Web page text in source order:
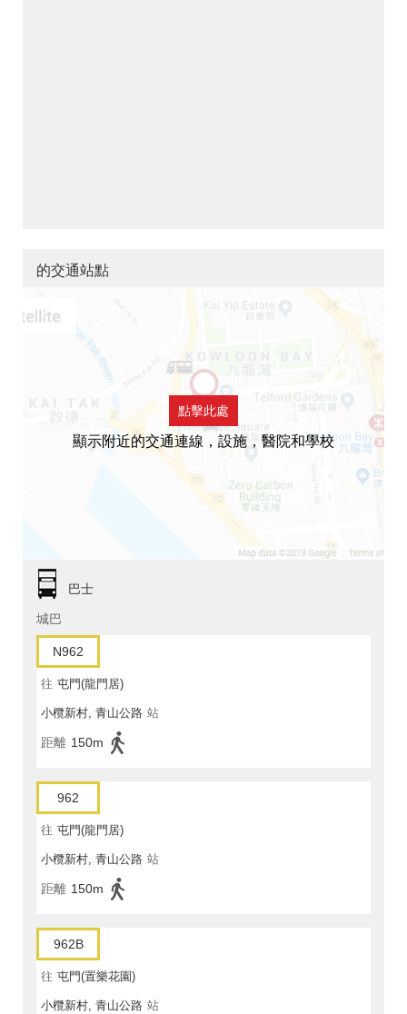
的交通站點
點擊此處
顯示附近的交通連線，設施，醫院和學校
巴士
城巴
N962
往 屯門(龍門居)
小欖新村, 青山公路 站
距離 150m
962
往 屯門(龍門居)
小欖新村, 青山公路 站
距離 150m
962B
往 屯門(置樂花園)
小欖新村, 青山公路 站